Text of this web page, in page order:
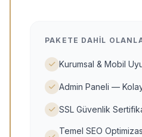
PAKETE DAHIL
Kurumsal & Mobil
Admin Paneli —
SSL Güvenlik
Temel SEO